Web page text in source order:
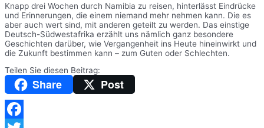
Knapp drei Wochen durch Namibia zu reisen, hinterlässt Eindrücke
und Erinnerungen, die einem niemand mehr nehmen kann. Die es
aber auch wert sind, mit anderen geteilt zu werden. Das einstige
Deutsch-Südwestafrika erzählt uns nämlich ganz besondere
Geschichten darüber, wie Vergangenheit ins Heute hineinwirkt und
die Zukunft bestimmen kann – zum Guten oder Schlechten.
Teilen Sie diesen Beitrag:
Share Post